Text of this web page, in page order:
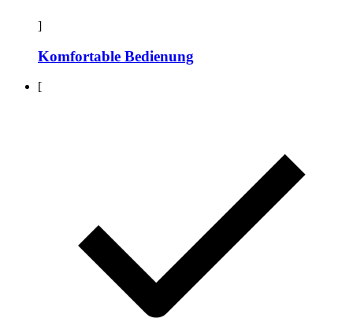
]
Komfortable Bedienung
[